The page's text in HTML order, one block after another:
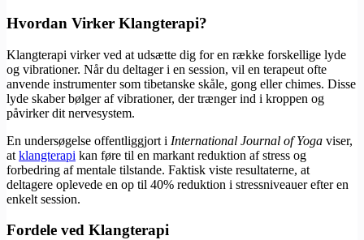
Hvordan Virker Klangterapi?
Klangterapi virker ved at udsætte dig for en række forskellige lyde
og vibrationer. Når du deltager i en session, vil en terapeut ofte
anvende instrumenter som tibetanske skåle, gong eller chimes. Disse
lyde skaber bølger af vibrationer, der trænger ind i kroppen og
påvirker dit nervesystem.
En undersøgelse offentliggjort i International Journal of Yoga viser,
at klangterapi kan føre til en markant reduktion af stress og
forbedring af mentale tilstande. Faktisk viste resultaterne, at
deltagere oplevede en op til 40% reduktion i stressniveauer efter en
enkelt session.
Fordele ved Klangterapi